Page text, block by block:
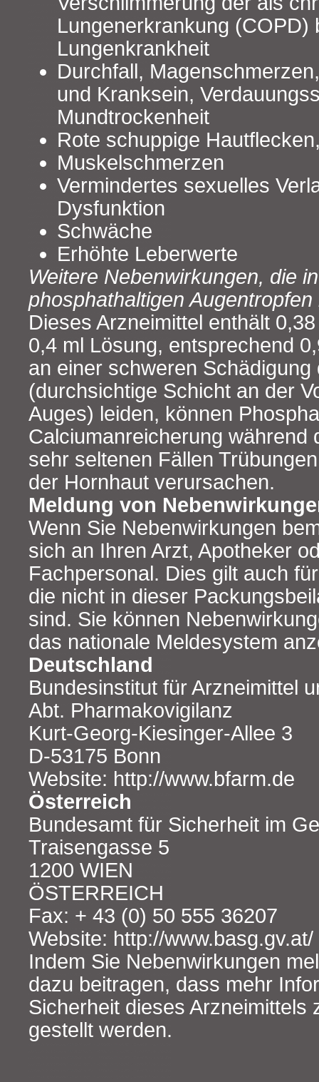
Lungenerkrankung (COPD)
Lungenkrankheit
Durchfall,
und Kranksein,
Mundtrockenheit
Rote schuppige
Muskelschmerzen
Vermindertes sexuelles
Dysfunktion
Schwäche
Erhöhte Leberwerte
Weitere Nebenwirkungen, die
phosphathaltigen
Dieses Arzneimittel enthält
0,4 ml Lösung, entsprechend
an einer schweren Schädigung
(durchsichtige Schicht an der
Auges) leiden, können
Calciumanreicherung während
sehr seltenen Fällen
der Hornhaut verursachen.
Meldung von
Wenn Sie Nebenwirkungen
sich an Ihren Arzt, Apotheker
Fachpersonal. Dies gilt auch
die nicht in dieser
sind. Sie können
das nationale Meldesystem
Deutschland
Bundesinstitut für Arzneimittel
Abt. Pharmakovigilanz
Kurt-Georg-Kiesinger-Allee 3
D-53175 Bonn
Website: http://www.bfarm.de
Österreich
Bundesamt für Sicherheit im
Traisengasse 5
1200 WIEN
ÖSTERREICH
Fax: + 43 (0) 50 555 36207
Website: http://www.basg.gv.at/
Indem Sie Nebenwirkungen
dazu beitragen, dass mehr
Sicherheit dieses Arzneimittels
gestellt werden.